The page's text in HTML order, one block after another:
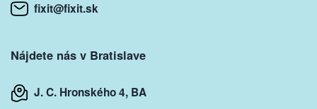
fixit@fixit.sk
Nájdete nás v Bratislave
J. C. Hronského 4, BA